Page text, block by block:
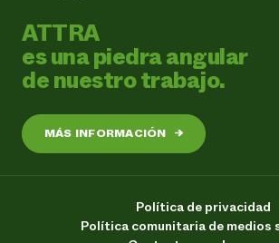
ATTRA
es una piedra angular
de nuestro trabajo.
MÁS INFORMACIÓN →
Política de privacidad
Política comunitaria de medios